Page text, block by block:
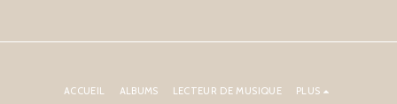
ACCUEIL ALBUMS LECTEUR DE MUSIQUE PLUS